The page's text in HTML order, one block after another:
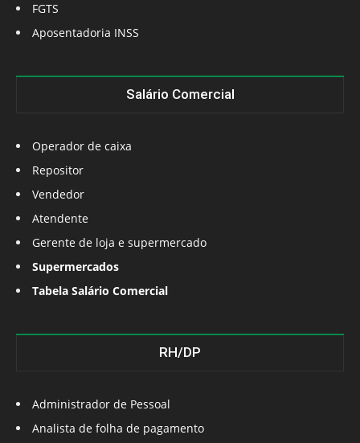
FGTS
Aposentadoria INSS
Salário Comercial
Operador de caixa
Repositor
Vendedor
Atendente
Gerente de loja e supermercado
Supermercados
Tabela Salário Comercial
RH/DP
Administrador de Pessoal
Analista de folha de pagamento